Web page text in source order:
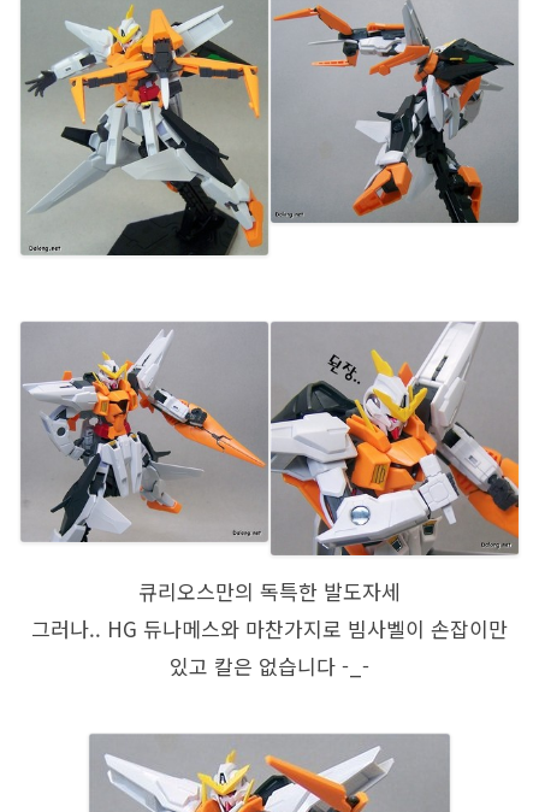
큐리오스만의 독특한 발도자세
그러나.. HG 듀나메스와 마찬가지로 빔사벨이 손잡이만
있고 칼은 없습니다 -_-